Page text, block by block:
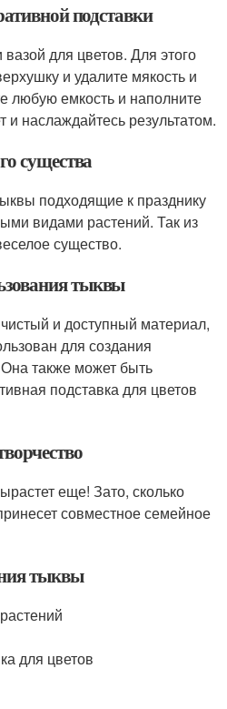
подставки
для цветов. Для этого
и удалите мякость и
любую емкость и наполните
и наслаждайтесь результатом.
существа
подходящие к празднику
видами растений. Так из
существо.
тыквы
и доступный материал,
для создания
также может быть
подставка для цветов
еще! Зато, сколько
совместное семейное
тыквы
для цветов